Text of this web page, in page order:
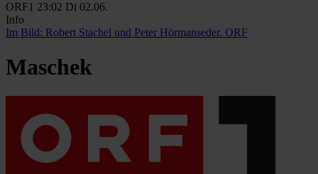
ORF1 23:02 Di 02.06.
Info
Im Bild: Robert Stachel und Peter Hörmanseder. ORF
Maschek